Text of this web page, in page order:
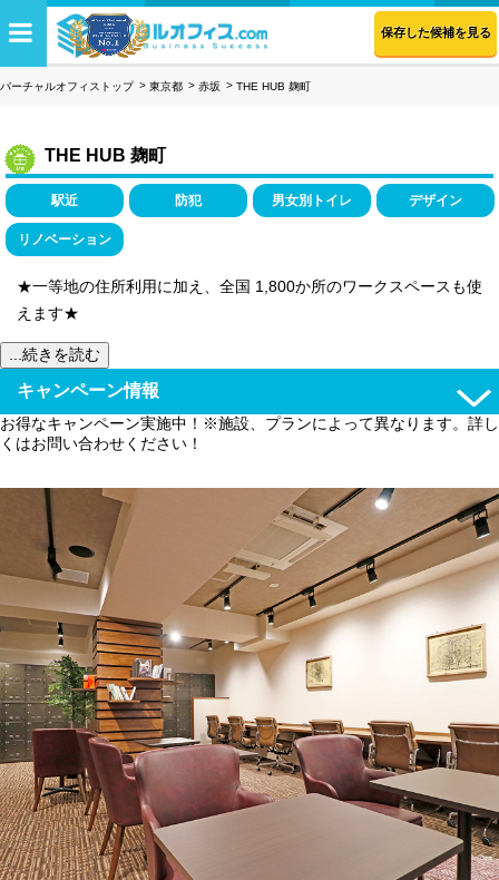
保存した候補を見る
バーチャルオフィストップ 東京都 赤坂 THE HUB 麹町
THE HUB 麹町
駅近 防犯 男女別トイレ デザイン
リノベーション
★一等地の住所利用に加え、全国 1,800か所のワークスペースも使
えます★
...続きを読む
キャンペーン情報
お得なキャンペーン実施中！※施設、プランによって異なります。詳し
くはお問い合わせください！